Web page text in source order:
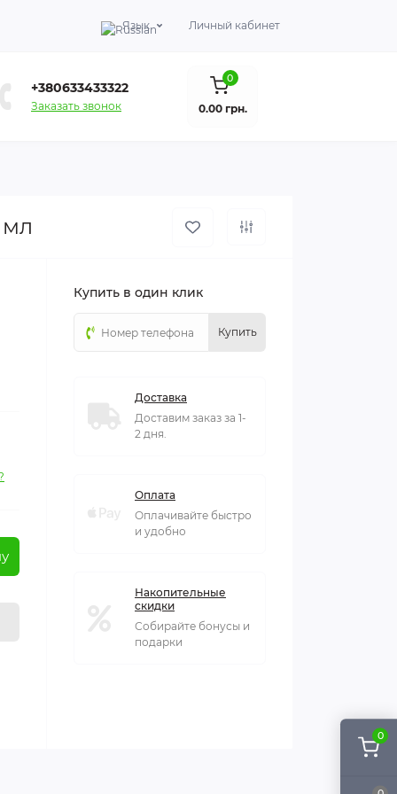
0
Язык Личный кабинет
+380633433322
Заказать звонок
0
0.00 грн.
Купить в один клик
Купить
Доставка
Доставим заказ за 1-
2 дня.
Оплата
Оплачивайте быстро
и удобно
Накопительные
скидки
Собирайте бонусы и
подарки